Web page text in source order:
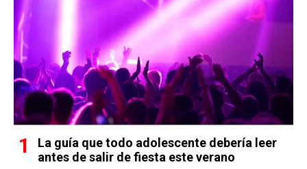
La guía que todo adolescente debería leer
antes de salir de fiesta este verano